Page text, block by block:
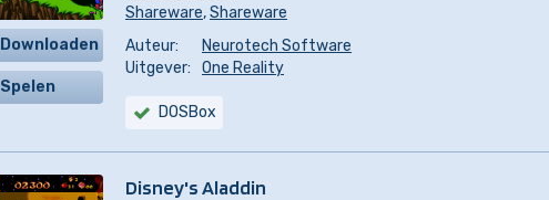
Downloaden
Spelen
Shareware,Shareware
Auteur:
Neurotech Software
Uitgever:
One Reality
DOSBox
Disney's Aladdin